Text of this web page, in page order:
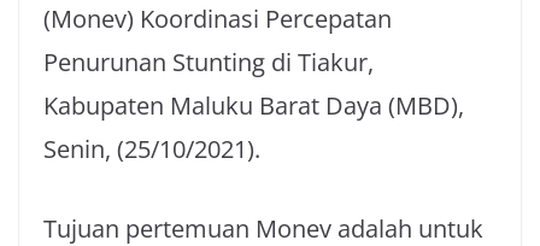
(Monev) Koordinasi Percepatan
Penurunan Stunting di Tiakur,
Kabupaten Maluku Barat Daya (MBD),
Senin, (25/10/2021).
Tujuan pertemuan Monev adalah untuk